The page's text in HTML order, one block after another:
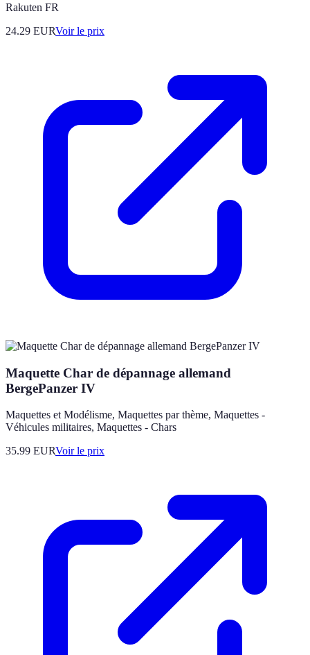
Rakuten FR
24.29 EURVoir le prix
Maquette Char de dépannage allemand
BergePanzer IV
Maquettes et Modélisme, Maquettes par thème, Maquettes -
Véhicules militaires, Maquettes - Chars
35.99 EURVoir le prix